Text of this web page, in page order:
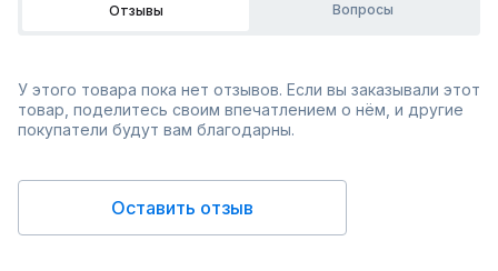
Отзывы Вопросы
У этого товара пока нет отзывов. Если вы заказывали этот
товар, поделитесь своим впечатлением о нём, и другие
покупатели будут вам благодарны.
Оставить отзыв